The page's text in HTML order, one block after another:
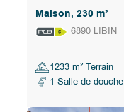
Maison, 230 m²
6890 LIBIN
1233 m² Terrain
1 Salle de douche